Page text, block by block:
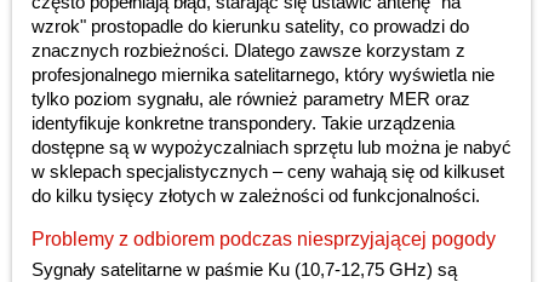
wzrok" prostopadle do kierunku satelity, co prowadzi do
znacznych rozbieżności. Dlatego zawsze korzystam z
profesjonalnego miernika satelitarnego, który wyświetla nie
tylko poziom sygnału, ale również parametry MER oraz
identyfikuje konkretne transpondery. Takie urządzenia
dostępne są w wypożyczalniach sprzętu lub można je nabyć
w sklepach specjalistycznych – ceny wahają się od kilkuset
do kilku tysięcy złotych w zależności od funkcjonalności.
Problemy z odbiorem podczas niesprzyjającej pogody
Sygnały satelitarne w paśmie Ku (10,7-12,75 GHz) są